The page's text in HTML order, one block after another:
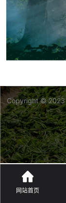
网站首页
Copyright © 2023